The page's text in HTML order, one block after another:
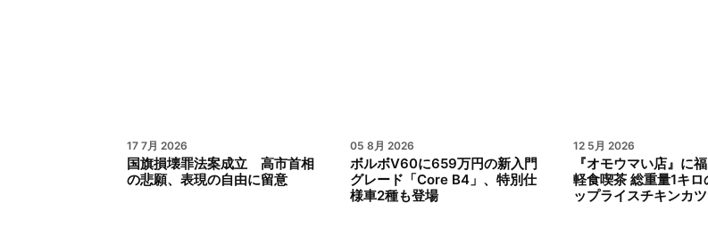
17 7月 2026
国旗損壊罪法案成立 高市首相
の悲願、表現の自由に留意
05 8月 2026
ボルボV60に659万円の新入門
グレード「Core B4」、特別仕
様車2種も登場
12 5月 2026
『オモウマい店』に
軽食喫茶 総重量1キロ
ップライスチキンカ